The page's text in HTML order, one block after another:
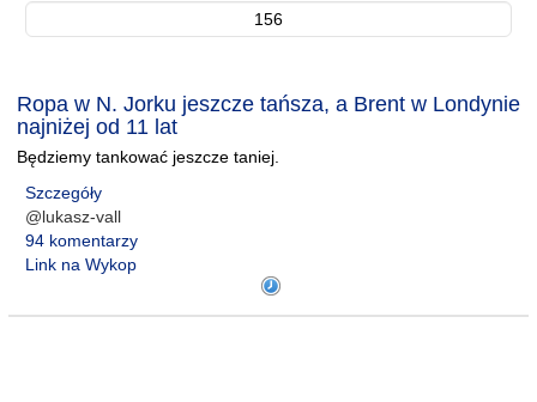
156
Ropa w N. Jorku jeszcze tańsza, a Brent w Londynie
najniżej od 11 lat
Będziemy tankować jeszcze taniej.
Szczegóły
@lukasz-vall
94 komentarzy
Link na Wykop